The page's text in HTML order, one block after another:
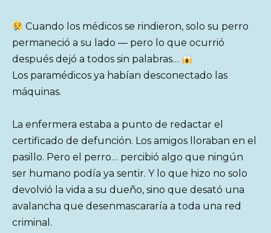
Cuando los médicos se rindieron, solo su perro
permaneció a su lado — pero lo que ocurrió
después dejó a todos sin palabras…
Los paramédicos ya habían desconectado las
máquinas.
La enfermera estaba a punto de redactar el
certificado de defunción. Los amigos lloraban en el
pasillo. Pero el perro… percibió algo que ningún
ser humano podía ya sentir. Y lo que hizo no solo
devolvió la vida a su dueño, sino que desató una
avalancha que desenmascararía a toda una red
criminal.